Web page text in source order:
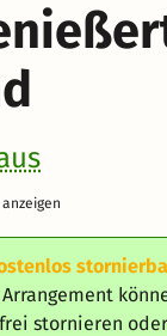
Arrangement
stornieren